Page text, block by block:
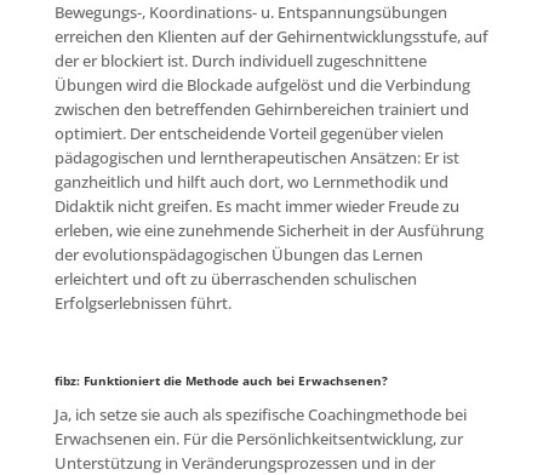
Bewegungs-, Koordinations- u. Entspannungsübungen
erreichen den Klienten auf der Gehirnentwicklungsstufe, auf
der er blockiert ist. Durch individuell zugeschnittene
Übungen wird die Blockade aufgelöst und die Verbindung
zwischen den betreffenden Gehirnbereichen trainiert und
optimiert. Der entscheidende Vorteil gegenüber vielen
pädagogischen und lerntherapeutischen Ansätzen: Er ist
ganzheitlich und hilft auch dort, wo Lernmethodik und
Didaktik nicht greifen. Es macht immer wieder Freude zu
erleben, wie eine zunehmende Sicherheit in der Ausführung
der evolutionspädagogischen Übungen das Lernen
erleichtert und oft zu überraschenden schulischen
Erfolgserlebnissen führt.
fibz: Funktioniert die Methode auch bei Erwachsenen?
Ja, ich setze sie auch als spezifische Coachingmethode bei
Erwachsenen ein. Für die Persönlichkeitsentwicklung, zur
Unterstützung in Veränderungsprozessen und in der